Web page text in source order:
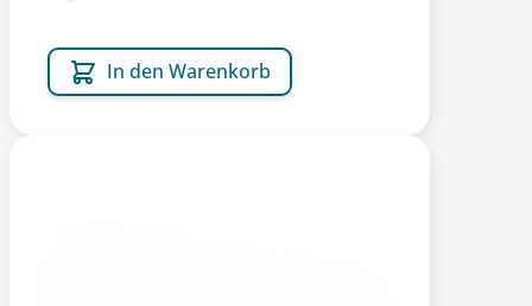
In den Warenkorb